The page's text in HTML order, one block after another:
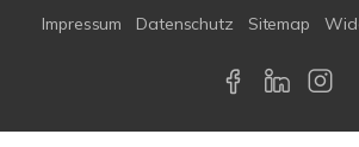
Impressum
Datenschutz Sitemap